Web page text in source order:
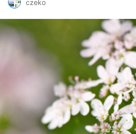
czeko